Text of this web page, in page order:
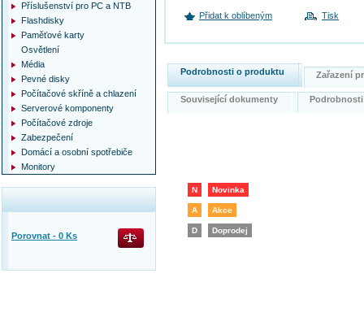
Přidat k oblíbeným Tisk
Podrobnosti o produktu Zařazení
Související dokumenty
N Novinka
A Akce
D Doprodej
Příslušenství pro PC a NTB
Flashdisky
Paměťové karty
Osvětlení
Média
Pevné disky
Počítačové skříně a chlazení
Serverové komponenty
Počítačové zdroje
Zabezpečení
Domácí a osobní spotřebiče
Monitory
Porovnat - 0 Ks